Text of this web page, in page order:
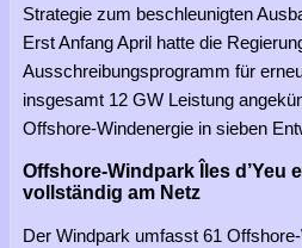
Strategie zum beschleunigten
Erst Anfang April hatte die
Ausschreibungsprogramm für
insgesamt 12 GW Leistung
Offshore-Windenergie in sieben
Offshore-Windpark Îles d’Yeu
vollständig am Netz
Der Windpark umfasst 61